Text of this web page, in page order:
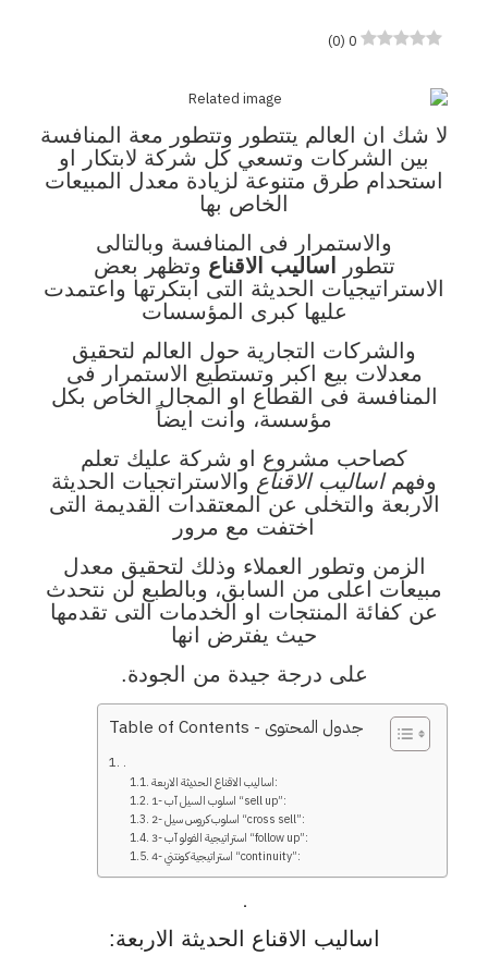
0
(
0
)
لا شك ان العالم يتتطور وتتطور معة المنافسة
بين الشركات وتسعي كل شركة لابتكار او
استحدام طرق متنوعة لزيادة معدل المبيعات
الخاص بها
والاستمرار فى المنافسة وبالتالى
تتطور
اساليب الاقناع وتظهر بعض
الاستراتيجيات الحديثة التى ابتكرتها واعتمدت
عليها كبرى المؤسسات
والشركات التجارية حول العالم لتحقيق
معدلات بيع اكبر وتستطيع الاستمرار فى
المنافسة فى القطاع او المجال الخاص بكل
مؤسسة، وانت ايضاً
كصاحب مشروع او شركة عليك تعلم
وفهماساليب الاقناع والاستراتجيات الحديثة
الاربعة والتخلى عن المعتقدات القديمة التى
اختفت مع مرور
الزمن وتطور العملاء وذلك لتحقيق معدل
مبيعات اعلى من السابق، وبالطبع لن نتحدث
عن كفائة المنتجات او الخدمات التى تقدمها
حيث يفترض انها
على درجة جيدة من الجودة.
Table of Contents - جدول المحتوى
.
اساليب الاقناع الحديثة الاربعة:
1- اسلوب السيل آب “sell up”:
2- اسلوب كروس سيل “cross sell”:
3- استراتيجية الفولو آب “follow up”:
4- استراتيجية كونتني “continuity”:
.
اساليب الاقناع الحديثة الاربعة: